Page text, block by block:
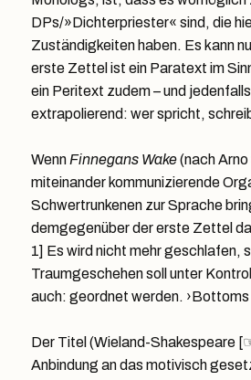
DPs/»Dichterpriester« sind, die
Zuständigkeiten haben. Es kann
erste Zettel ist ein Paratext im
ein Peritext zudem – und
extrapolierend: wer spricht,
Wenn Finnegans Wake(nach
miteinander kommunizierende
Schwertrunkenen zur Sprache
demgegenüber der erste Zettel
1] Es wird nicht mehr geschlafen,
Traumgeschehen soll unter
auch: geordnet werden. ›Bottoms
Der Titel (Wieland-Shakespeare
Anbindung an das motivisch